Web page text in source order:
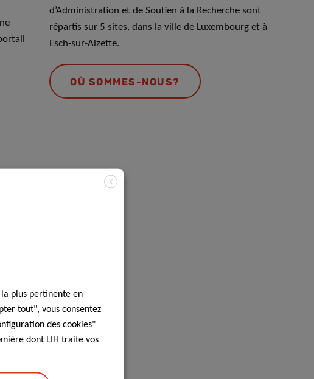
d’Administration et de Soutien à la Recherche sont
répartis sur 5 sites, dans la ville de Luxembourg et à
Esch-sur-Alzette.
OÙ SOMMES-NOUS?
X
plus pertinente en
tout", vous consentez
des cookies"
dont LIH traite vos